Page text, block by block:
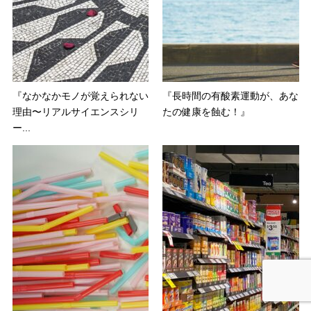
『なかなかモノが覚えられない
理由〜リアルサイエンスシリ
ー...
『長時間の有酸素運動が、あな
たの健康を蝕む！』